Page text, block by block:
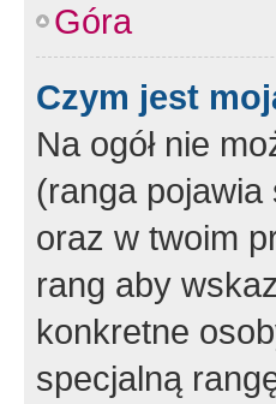
Góra
Czym jest
Na ogół nie
(ranga
oraz w twoim
rang aby
konkretne
specjalną